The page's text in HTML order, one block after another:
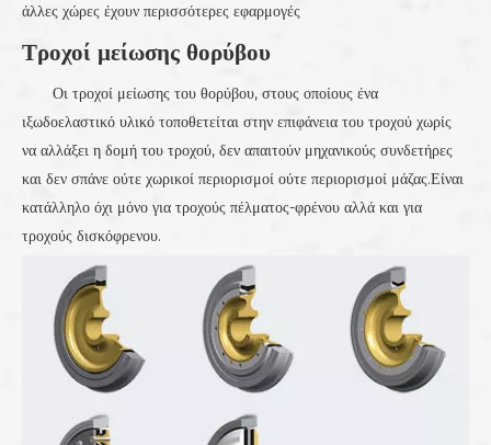
άλλες χώρες έχουν περισσότερες εφαρμογές
Τροχοί μείωσης θορύβου
Οι τροχοί μείωσης του θορύβου, στους οποίους ένα
ιξωδοελαστικό υλικό τοποθετείται στην επιφάνεια του τροχού χωρίς
να αλλάξει η δομή του τροχού, δεν απαιτούν μηχανικούς συνδετήρες
και δεν σπάνε ούτε χωρικοί περιορισμοί ούτε περιορισμοί μάζας.Είναι
κατάλληλο όχι μόνο για τροχούς πέλματος-φρένου αλλά και για
τροχούς δισκόφρενου.